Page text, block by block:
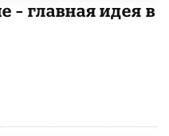
– главная идея в